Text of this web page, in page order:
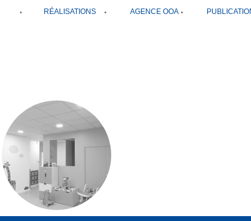
RÉALISATIONS AGENCE OOA